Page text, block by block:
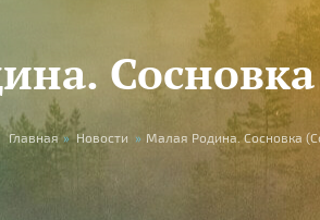
Главная » Новости » Малая Родина. Сосновка